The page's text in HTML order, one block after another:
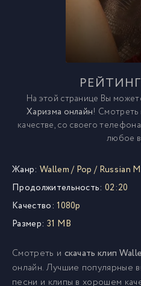
На этой странице Вы
Харизма онлайн!
качестве, со своего
любое
Жанр: Wallem/ Pop / Russian
Продолжительность: 02:20
Качество: 1080p
Размер: 31 MB
Смотреть и скачать клип
онлайн. Лучшие популярные
песни и клипы в хорошем